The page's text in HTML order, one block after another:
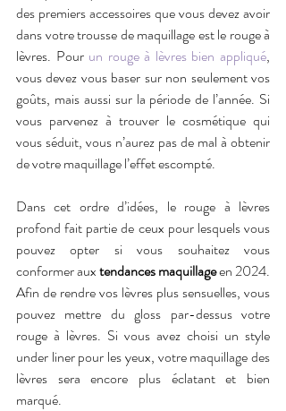
des premiers accessoires que vous devez avoir
dans votre trousse de maquillage est le rouge à
lèvres. Pour un rouge à lèvres bien appliqué,
vous devez vous baser sur non seulement vos
goûts, mais aussi sur la période de l’année. Si
vous parvenez à trouver le cosmétique qui
vous séduit, vous n’aurez pas de mal à obtenir
de votre maquillage l’effet escompté.
Dans cet ordre d’idées, le rouge à lèvres
profond fait partie de ceux pour lesquels vous
pouvez opter si vous souhaitez vous
conformer aux tendances maquillage en 2024.
Afin de rendre vos lèvres plus sensuelles, vous
pouvez mettre du gloss par-dessus votre
rouge à lèvres. Si vous avez choisi un style
under liner pour les yeux, votre maquillage des
lèvres sera encore plus éclatant et bien
marqué.